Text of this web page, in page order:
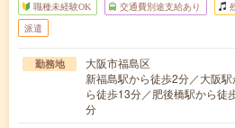
職種未経験OK 交通費別途支給あり
派遣
勤務地
大阪市福島区
新福島駅から徒歩2分／大阪
ら徒歩13分／肥後橋駅から徒
分